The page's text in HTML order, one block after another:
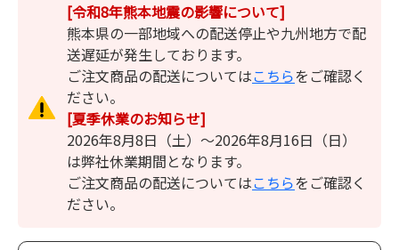
[令和8年熊本地震の影響について]
熊本県の一部地域への配送停止や九州地方で配
送遅延が発生しております。
ご注文商品の配送についてはこちらをご確認く
ださい。
[夏季休業のお知らせ]
2026年8月8日（土）～2026年8月16日（日）
は弊社休業期間となります。
ご注文商品の配送についてはこちらをご確認く
ださい。